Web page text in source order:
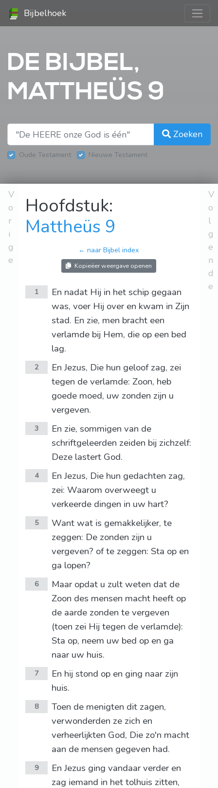
Bijbelhoek
DE BIJBEL,
MATTHEÜS 9
Zoeken
Oude Testament Nieuwe Testament
V
o
r
i
g
e
Hoofdstuk:
Mattheüs 9
← naar Bijbel index
Kopieëer weergave openen
1
En nadat Hij in het schip gegaan
was, voer Hij over en kwam in Zijn
stad. En zie, men bracht een
verlamde bij Hem, die op een bed
lag.
2
En Jezus, Die hun geloof zag, zei
tegen de verlamde: Zoon, heb
goede moed, uw zonden zijn u
vergeven.
3
En zie, sommigen van de
schriftgeleerden zeiden bij zichzelf:
Deze lastert God.
4
En Jezus, Die hun gedachten zag,
zei: Waarom overweegt u
verkeerde dingen in uw hart?
5
Want wat is gemakkelijker, te
zeggen: De zonden zijn u
vergeven? of te zeggen: Sta op en
ga lopen?
6
Maar opdat u zult weten dat de
Zoon des mensen macht heeft op
de aarde zonden te vergeven
(toen zei Hij tegen de verlamde):
Sta op, neem uw bed op en ga
naar uw huis.
7
En hij stond op en ging naar zijn
huis.
8
Toen de menigten dit zagen,
verwonderden ze zich en
verheerlijkten God, Die zo'n macht
aan de mensen gegeven had.
9
En Jezus ging vandaar verder en
zag iemand in het tolhuis zitten,
V
o
l
g
e
n
d
e